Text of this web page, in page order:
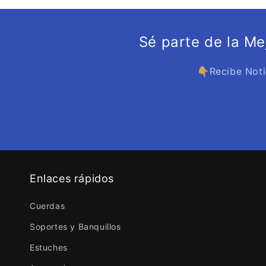
Sé parte de la
👇Recibe
Enlaces rápidos
Cuerdas
Soportes y Banquillos
Estuches